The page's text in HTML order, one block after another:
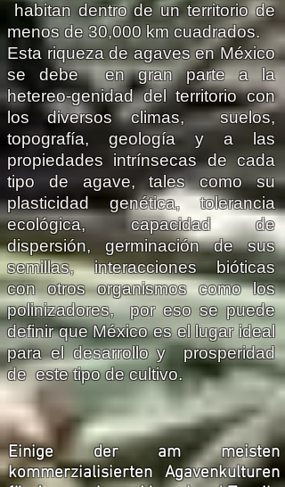
habitan dentro de un territorio de
menos de 30,000 km cuadrados.
Esta riqueza de agaves en México
se debe en gran parte a la
hetereo-genidad del territorio con
los diversos climas, suelos,
topografía, geología y a las
propiedades intrínsecas de cada
tipo de agave, tales como su
plasticidad genética, tolerancia
ecológica, capacidad de
dispersión, germinación de sus
semillas, interacciones bióticas
con otros organismos como los
polinizadores, por eso se puede
definir que México es el lugar ideal
para el desarrollo y prosperidad
de este tipo de cultivo.
Einige der am meisten
kommerzialisierten Agavenkulturen